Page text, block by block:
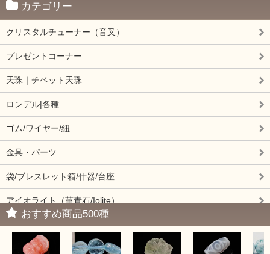
カテゴリー
クリスタルチューナー（音叉）
プレゼントコーナー
天珠｜チベット天珠
ロンデル|各種
ゴム/ワイヤー/紐
金具・パーツ
袋/ブレスレット箱/什器/台座
アイオライト（菫青石/Iolite）
アイドクレーズ（Idocrase）（別名ベスビアナイト）
アクアマリン（藍玉/藍柱石/Aquamarine）
おすすめ商品500種